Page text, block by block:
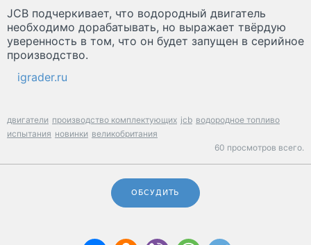
JCB подчеркивает, что водородный двигатель
необходимо дорабатывать, но выражает твёрдую
уверенность в том, что он будет запущен в серийное
производство.
igrader.ru
двигатели производство комплектующих jcb водородное топливо
испытания новинки великобритания
60 просмотров всего.
ОБСУДИТЬ